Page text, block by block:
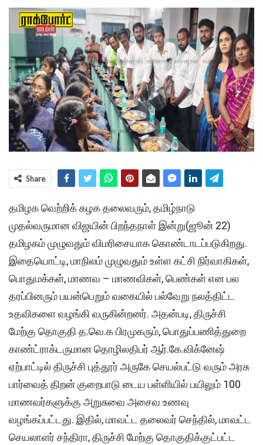
Share
தமிழக வெற்றிக் கழக தலைவரும், தமிழ்நாடு
முதல்வருமான விஜயின் பிறந்தநாள் இன்று(ஜூன் 22)
தமிழகம் முழுவதும் விமரிசையாக கொண்டாடப்படுகிறது.
இதையொட்டி, மாநிலம் முழுவதும் உள்ள கட்சி நிர்வாகிகள்,
பொதுமக்கள், மாணவ – மாணவிகள், பெண்கள் என பல
தரப்பினரும் பயன்பெறும் வகையில் பல்வேறு நலத்திட்ட
உதவிகளை வழங்கி வருகின்றனர். அதன்படி, திருச்சி
மேற்கு தொகுதி த.வெ.க பிரமுகரும், பொதுப்பணித்துறை
காண்ட்ராக்டருமான தொழிலதிபர் ஆர்.கே.விக்னேஷ்
ஏற்பாட்டில் திருச்சி புத்தூர் அருகே செயல்பட்டு வரும் அரசு
பார்வைத் திறன் குறைபாடு டைய பள்ளியில் பயிலும் 100
மாணவர்களுக்கு அறுசுவை அசைவ உணவு
வழங்கப்பட்டது. இதில், மாவட்ட தலைவர் செந்தில், மாவட்ட
செயலாளர் சந்திரா, திருச்சி மேற்கு தொகுதிக்குட்பட்ட